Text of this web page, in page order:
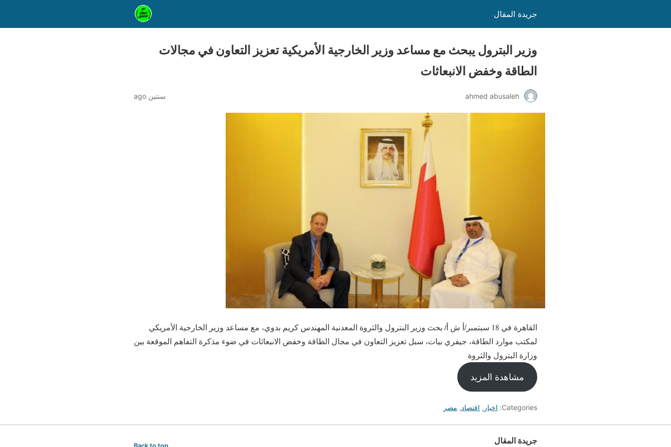
جريدة المقال
وزير البترول يبحث مع مساعد وزير الخارجية الأمريكية تعزيز التعاون في مجالات
الطاقة وخفض الانبعاثات
ahmed abusaleh سنتين ago
القاهرة في 18 سبتمبر/أ ش أ/ بحث وزير البترول والثروة المعدنية المهندس كريم بدوي، مع مساعد وزير الخارجية الأمريكي
لمكتب موارد الطاقة، جيفري بيات، سبل تعزيز التعاون في مجال الطاقة وخفض الانبعاثات في ضوء مذكرة التفاهم الموقعة بين
وزارة البترول والثروة
مشاهدة المزيد
Categories: اخبار , اقتصاد, مصر
جريدة المقال